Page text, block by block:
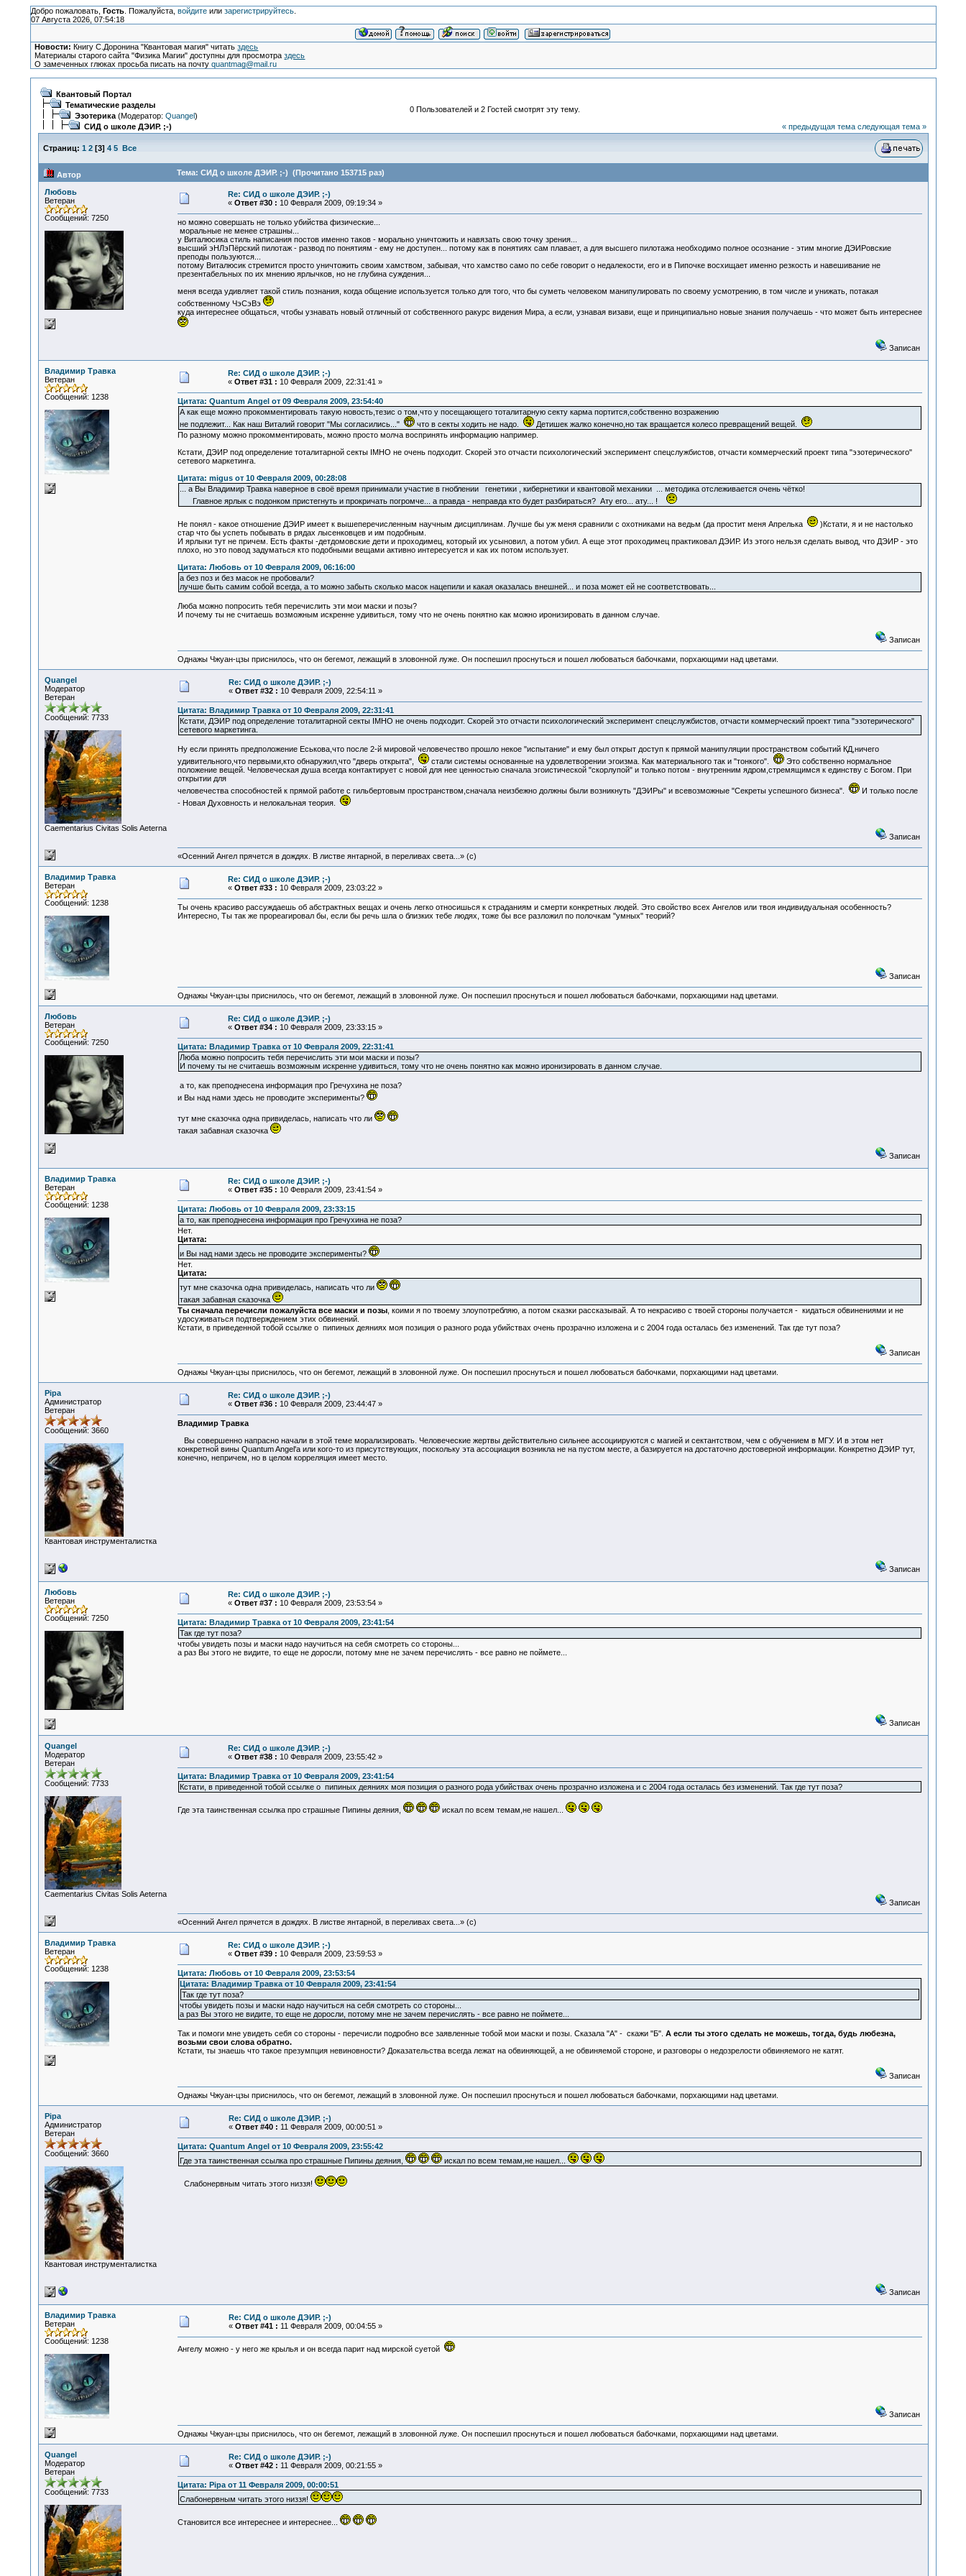
Добро пожаловать, Гость. Пожалуйста, войдитеили зарегистрируйтесь.
07 Августа 2026, 07:54:18
Новости: Книгу С.Доронина "Квантовая магия" читатьздесь
Материалы старого сайта "Физика Магии" доступны для просмотраздесь
О замеченных глюках просьба писать на почтуquantmag@mail.ru
Квантовый Портал
Тематические разделы
Эзотерика(Модератор: Quangel)
СИД о школе ДЭИР. ;-)
0 Пользователей и 2 Гостей смотрят эту тему.
« предыдущая тема следующая тема »
Страниц: 1 2[3] 4 5 Все
Автор Тема: СИД о школе ДЭИР. ;-) (Прочитано 153715 раз)
Любовь
Ветеран
Сообщений: 7250
Re: СИД о школе ДЭИР. ;-)
« Ответ #30 : 10 Февраля 2009, 09:19:34 »
но можно совершать не только убийства физические...
моральные не менее страшны...
у Виталюсика стиль написания постов именно таков - морально уничтожить и навязать свою точку зрения...
высший эНЛэПёрский пилотаж - развод по понятиям - ему не доступен... потому как в понятиях сам плавает, а для высшего пилотажа необходимо полное осознание - этим многие ДЭИРовские
преподы пользуются...
потому Виталюсик стремится просто уничтожить своим хамством, забывая, что хамство само по себе говорит о недалекости, его и в Пипочке восхищает именно резкость и навешивание не
презентабельных по их мнению ярлычков, но не глубина суждения...
меня всегда удивляет такой стиль познания, когда общение используется только для того, что бы суметь человеком манипулировать по своему усмотрению, в том числе и унижать, потакая
собственному ЧэСэВэ
куда интереснее общаться, чтобы узнавать новый отличный от собственного ракурс видения Мира, а если, узнавая визави, еще и принципиально новые знания получаешь - что может быть интереснее
Записан
Владимир Травка
Ветеран
Сообщений: 1238
Re: СИД о школе ДЭИР. ;-)
« Ответ #31 : 10 Февраля 2009, 22:31:41 »
Цитата: Quantum Angel от 09 Февраля 2009, 23:54:40
А как еще можно прокомментировать такую новость,тезис о том,что у посещающего тоталитарную секту карма портится,собственно возражению
не подлежит... Как наш Виталий говорит "Мы согласились..."
что в секты ходить не надо.
Детишек жалко конечно,но так вращается колесо превращений вещей.
По разному можно прокомментировать, можно просто молча воспринять информацию например.
Кстати, ДЭИР под определение тоталитарной секты IMHO не очень подходит. Скорей это отчасти психологический эксперимент спецслужбистов, отчасти коммерческий проект типа "эзотерического"
сетевого маркетинга.
Цитата: migus от 10 Февраля 2009, 00:28:08
... а Вы Владимир Травка наверное в своё время принимали участие в гноблении генетики , кибернетики и квантовой механики ... методика отслеживается очень чётко!
Главное ярлык с подонком пристегнуть и прокричать погромче... а правда - неправда кто будет разбираться? Ату его... ату... !
Не понял - какое отношение ДЭИР имеет к вышеперечисленным научным дисциплинам. Лучше бы уж меня сравнили с охотниками на ведьм (да простит меня Апрелька
)Кстати, я и не настолько
стар что бы успеть побывать в рядах лысенковцев и им подобным.
И ярлыки тут не причем. Есть факты -детдомовские дети и проходимец, который их усыновил, а потом убил. А еще этот проходимец практиковал ДЭИР. Из этого нельзя сделать вывод, что ДЭИР - это
плохо, но это повод задуматься кто подобными вещами активно интересуется и как их потом использует.
Цитата: Любовь от 10 Февраля 2009, 06:16:00
а без поз и без масок не пробовали?
лучше быть самим собой всегда, а то можно забыть сколько масок нацепили и какая оказалась внешней... и поза может ей не соответствовать...
Люба можно попросить тебя перечислить эти мои маски и позы?
И почему ты не считаешь возможным искренне удивиться, тому что не очень понятно как можно иронизировать в данном случае.
Записан
Однажы Чжуан-цзы приснилось, что он бегемот, лежащий в зловонной луже. Он поспешил проснуться и пошел любоваться бабочками, порхающими над цветами.
Quangel
Модератор
Ветеран
Сообщений: 7733
Сaementarius Civitas Solis Aeterna
Re: СИД о школе ДЭИР. ;-)
« Ответ #32 : 10 Февраля 2009, 22:54:11 »
Цитата: Владимир Травка от 10 Февраля 2009, 22:31:41
Кстати, ДЭИР под определение тоталитарной секты IMHO не очень подходит. Скорей это отчасти психологический эксперимент спецслужбистов, отчасти коммерческий проект типа "эзотерического"
сетевого маркетинга.
Ну если принять предположение Еськова,что после 2-й мировой человечество прошло некое "испытание" и ему был открыт доступ к прямой манипуляции пространством событий КД,ничего
удивительного,что первыми,кто обнаружил,что "дверь открыта",
стали системы основанные на удовлетворении эгоизма. Как материального так и "тонкого".
Это собственно нормальное
положение вещей. Человеческая душа всегда контактирует с новой для нее ценностью сначала эгоистической "скорлупой" и только потом - внутренним ядром,стремящимся к единству с Богом. При
открытии для
человечества способностей к прямой работе с гильбертовым пространством,сначала неизбежно должны были возникнуть "ДЭИРы" и всевозможные "Секреты успешного бизнеса".
И только после
- Новая Духовность и нелокальная теория.
Записан
«Осенний Ангел прячется в дождях. В листве янтарной, в переливах света...» (c)
Владимир Травка
Ветеран
Сообщений: 1238
Re: СИД о школе ДЭИР. ;-)
« Ответ #33 : 10 Февраля 2009, 23:03:22 »
Ты очень красиво рассуждаешь об абстрактных вещах и очень легко относишься к страданиям и смерти конкретных людей. Это свойство всех Ангелов или твоя индивидуальная особенность?
Интересно, Ты так же прореагировал бы, если бы речь шла о близких тебе людях, тоже бы все разложил по полочкам "умных" теорий?
Записан
Однажы Чжуан-цзы приснилось, что он бегемот, лежащий в зловонной луже. Он поспешил проснуться и пошел любоваться бабочками, порхающими над цветами.
Любовь
Ветеран
Сообщений: 7250
Re: СИД о школе ДЭИР. ;-)
« Ответ #34 : 10 Февраля 2009, 23:33:15 »
Цитата: Владимир Травка от 10 Февраля 2009, 22:31:41
Люба можно попросить тебя перечислить эти мои маски и позы?
И почему ты не считаешь возможным искренне удивиться, тому что не очень понятно как можно иронизировать в данном случае.
а то, как преподнесена информация про Гречухина не поза?
и Вы над нами здесь не проводите эксперименты?
тут мне сказочка одна привиделась, написать что ли
такая забавная сказочка
Записан
Владимир Травка
Ветеран
Сообщений: 1238
Re: СИД о школе ДЭИР. ;-)
« Ответ #35 : 10 Февраля 2009, 23:41:54 »
Цитата: Любовь от 10 Февраля 2009, 23:33:15
а то, как преподнесена информация про Гречухина не поза?
Нет.
Цитата:
и Вы над нами здесь не проводите эксперименты?
Нет.
Цитата:
тут мне сказочка одна привиделась, написать что ли
такая забавная сказочка
Ты сначала перечисли пожалуйста все маски и позы, коими я по твоему злоупотребляю, а потом сказки рассказывай. А то некрасиво с твоей стороны получается - кидаться обвинениями и не
удосуживаться подтверждением этих обвинений.
Кстати, в приведенной тобой ссылке о пипиных деяниях моя позиция о разного рода убийствах очень прозрачно изложена и с 2004 года осталась без изменений. Так где тут поза?
Записан
Однажы Чжуан-цзы приснилось, что он бегемот, лежащий в зловонной луже. Он поспешил проснуться и пошел любоваться бабочками, порхающими над цветами.
Pipa
Администратор
Ветеран
Сообщений: 3660
Квантовая инструменталистка
Re: СИД о школе ДЭИР. ;-)
« Ответ #36 : 10 Февраля 2009, 23:44:47 »
Владимир Травка
Вы совершенно напрасно начали в этой теме морализировать. Человеческие жертвы действительно сильнее ассоциируются с магией и сектантством, чем с обучением в МГУ. И в этом нет
конкретной вины Quantum Angel'а или кого-то из присутствующих, поскольку эта ассоциация возникла не на пустом месте, а базируется на достаточно достоверной информации. Конкретно ДЭИР тут,
конечно, непричем, но в целом корреляция имеет место.
Записан
Любовь
Ветеран
Сообщений: 7250
Re: СИД о школе ДЭИР. ;-)
« Ответ #37 : 10 Февраля 2009, 23:53:54 »
Цитата: Владимир Травка от 10 Февраля 2009, 23:41:54
Так где тут поза?
чтобы увидеть позы и маски надо научиться на себя смотреть со стороны...
а раз Вы этого не видите, то еще не доросли, потому мне не зачем перечислять - все равно не поймете...
Записан
Quangel
Модератор
Ветеран
Сообщений: 7733
Сaementarius Civitas Solis Aeterna
Re: СИД о школе ДЭИР. ;-)
« Ответ #38 : 10 Февраля 2009, 23:55:42 »
Цитата: Владимир Травка от 10 Февраля 2009, 23:41:54
Кстати, в приведенной тобой ссылке о пипиных деяниях моя позиция о разного рода убийствах очень прозрачно изложена и с 2004 года осталась без изменений. Так где тут поза?
Где эта таинственная ссылка про страшные Пипины деяния, искал по всем темам,не нашел...
Записан
«Осенний Ангел прячется в дождях. В листве янтарной, в переливах света...» (c)
Владимир Травка
Ветеран
Сообщений: 1238
Re: СИД о школе ДЭИР. ;-)
« Ответ #39 : 10 Февраля 2009, 23:59:53 »
Цитата: Любовь от 10 Февраля 2009, 23:53:54
Цитата: Владимир Травка от 10 Февраля 2009, 23:41:54
Так где тут поза?
чтобы увидеть позы и маски надо научиться на себя смотреть со стороны...
а раз Вы этого не видите, то еще не доросли, потому мне не зачем перечислять - все равно не поймете...
Так и помоги мне увидеть себя со стороны - перечисли подробно все заявленные тобой мои маски и позы. Сказала "А" - скажи "Б". А если ты этого сделать не можешь, тогда, будь любезна,
возьми свои слова обратно.
Кстати, ты знаешь что такое презумпция невиновности? Доказательства всегда лежат на обвиняющей, а не обвиняемой стороне, и разговоры о недозрелости обвиняемого не катят.
Записан
Однажы Чжуан-цзы приснилось, что он бегемот, лежащий в зловонной луже. Он поспешил проснуться и пошел любоваться бабочками, порхающими над цветами.
Pipa
Администратор
Ветеран
Сообщений: 3660
Квантовая инструменталистка
Re: СИД о школе ДЭИР. ;-)
« Ответ #40 : 11 Февраля 2009, 00:00:51 »
Цитата: Quantum Angel от 10 Февраля 2009, 23:55:42
Где эта таинственная ссылка про страшные Пипины деяния,
искал по всем темам,не нашел...
Слабонервным читать этого низзя!
Записан
Владимир Травка
Ветеран
Сообщений: 1238
Re: СИД о школе ДЭИР. ;-)
« Ответ #41 : 11 Февраля 2009, 00:04:55 »
Ангелу можно - у него же крылья и он всегда парит над мирской суетой
Записан
Однажы Чжуан-цзы приснилось, что он бегемот, лежащий в зловонной луже. Он поспешил проснуться и пошел любоваться бабочками, порхающими над цветами.
Quangel
Модератор
Ветеран
Сообщений: 7733
Re: СИД о школе ДЭИР. ;-)
« Ответ #42 : 11 Февраля 2009, 00:21:55 »
Цитата: Pipa от 11 Февраля 2009, 00:00:51
Слабонервным читать этого низзя!
Становится все интереснее и интереснее...